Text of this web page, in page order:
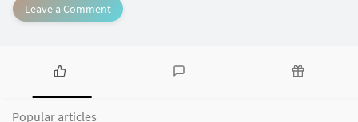
Leave a Comment
P
Popular articles